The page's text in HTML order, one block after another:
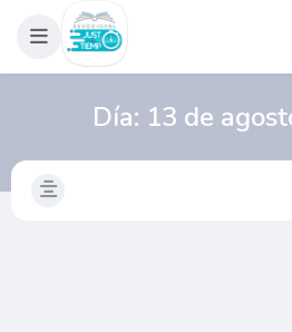
Día: 13 de